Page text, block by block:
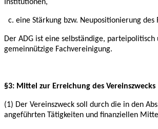
Institutionen,
c. eine Stärkung bzw. Neupositionierung des
Der ADG ist eine selbständige, parteipolitisch
gemeinnützige Fachvereinigung.
§3: Mittel zur Erreichung des Vereinszwecks
(1) Der Vereinszweck soll durch die in den
angeführten Tätigkeiten und finanziellen